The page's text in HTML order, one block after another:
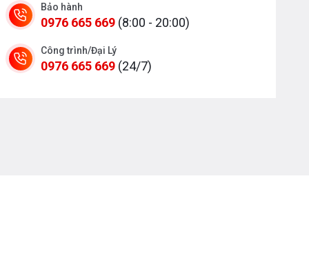
Bảo hành
0976 665 669 (8:00 - 20:00)
Công trình/Đại Lý
0976 665 669 (24/7)